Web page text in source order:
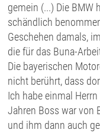
gemein (...) Die BMW
schändlich
Geschehen damals,
die für das Buna-
Die bayerischen
nicht berührt, dass
Ich habe einmal
Jahren Boss war von
und ihm dann auch